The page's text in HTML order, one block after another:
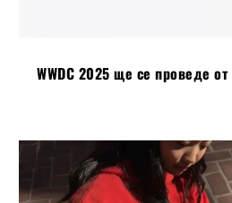
WWDC 2025 ще се проведе